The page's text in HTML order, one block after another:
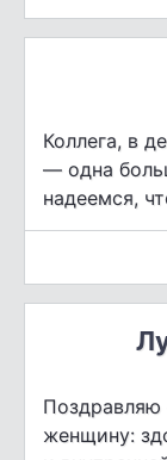
Коллега, в
— одна
надеемся,
Поздравляю
женщину: